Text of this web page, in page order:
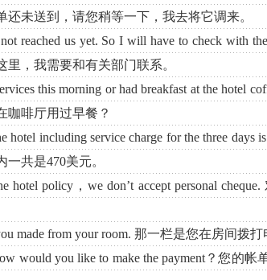
还未送到，请您稍等一下，我去将它调来。
reached us yet. So I will have to check with
，我需要和有关部门联系。
this morning or had breakfast at the hotel
咖啡厅用过早餐？
hotel including service charge for the three days
共是470美元。
hotel policy，we don’t accept personal
made from your room. 那一栏是您在房间拨打
would you like to make the payment？您的